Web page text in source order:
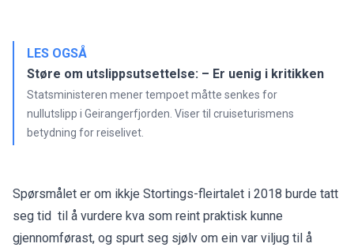
LES OGSÅ
Støre om utslippsutsettelse: – Er uenig i kritikken
Statsministeren mener tempoet måtte senkes for
nullutslipp i Geirangerfjorden. Viser til cruiseturismens
betydning for reiselivet.
Spørsmålet er om ikkje Stortings-fleirtalet i 2018 burde tatt
seg tid til å vurdere kva som reint praktisk kunne
gjennomførast, og spurt seg sjølv om ein var viljug til å